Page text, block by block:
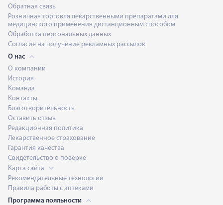
Обратная связь
Розничная торговля лекарственными препаратами для
медицинского применения дистанционным способом
Обработка персональных данных
Согласие на получение рекламных рассылок
О нас
О компании
История
Команда
Контакты
Благотворительность
Оставить отзыв
Редакционная политика
Лекарственное страхование
Гарантия качества
Свидетельство о поверке
Карта сайта
Рекомендательные технологии
Правила работы с аптеками
Программа лояльности